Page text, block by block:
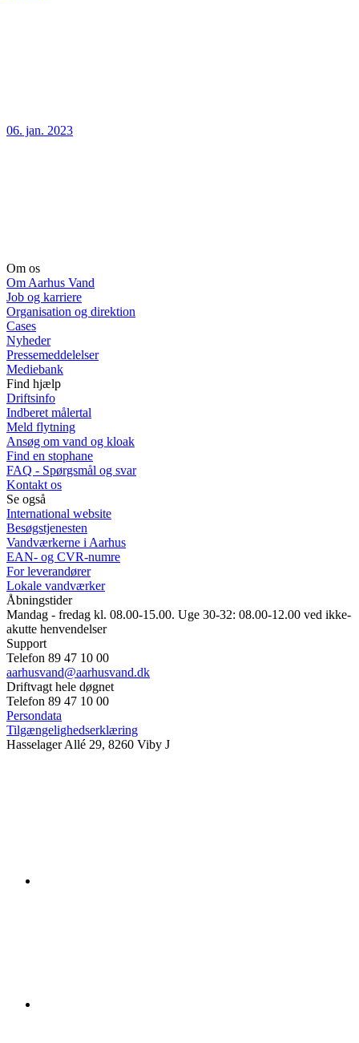
06. jan. 2023
Om os
Om Aarhus Vand
Job og karriere
Organisation og direktion
Cases
Nyheder
Pressemeddelelser
Mediebank
Find hjælp
Driftsinfo
Indberet målertal
Meld flytning
Ansøg om vand og kloak
Find en stophane
FAQ - Spørgsmål og svar
Kontakt os
Se også
International website
Besøgstjenesten
Vandværkerne i Aarhus
EAN- og CVR-numre
For leverandører
Lokale vandværker
Åbningstider
Mandag - fredag kl. 08.00-15.00. Uge 30-32: 08.00-12.00 ved ikke-
akutte henvendelser
Support
Telefon 89 47 10 00
aarhusvand@aarhusvand.dk
Driftvagt hele døgnet
Telefon 89 47 10 00
Persondata
Tilgængelighedserklæring
Hasselager Allé 29, 8260 Viby J